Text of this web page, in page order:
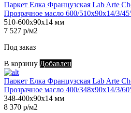
Паркет Елка Французская Lab Arte
Прозрачное масло 600/510х90х14/3/
510-600х90х14 мм
7 527 р/м2
Под заказ
В корзину Добавлен
Паркет Елка Французская Lab Arte
Прозрачное масло 400/348х90х14/3/
348-400х90х14 мм
8 370 р/м2